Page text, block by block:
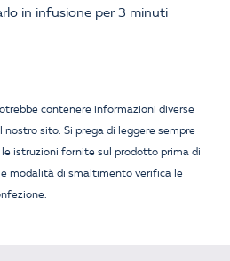
in infusione per 3 minuti
contenere informazioni diverse
sito. Si prega di leggere sempre
istruzioni fornite sul prodotto prima di
modalità di smaltimento verifica le